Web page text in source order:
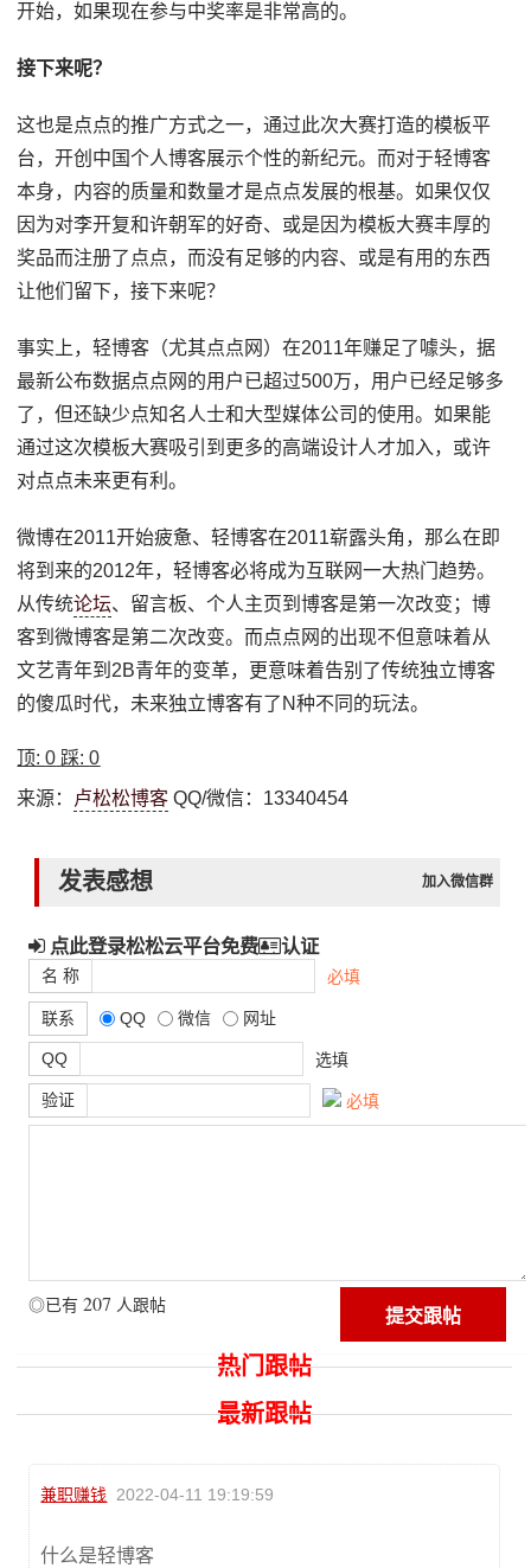
开始，如果现在参与中奖率是非常高的。
接下来呢？
这也是点点的推广方式之一，通过此次大赛打造的模板平
台，开创中国个人博客展示个性的新纪元。而对于轻博客
本身，内容的质量和数量才是点点发展的根基。如果仅仅
因为对李开复和许朝军的好奇、或是因为模板大赛丰厚的
奖品而注册了点点，而没有足够的内容、或是有用的东西
让他们留下，接下来呢？
事实上，轻博客（尤其点点网）在2011年赚足了噱头，据
最新公布数据点点网的用户已超过500万，用户已经足够多
了，但还缺少点知名人士和大型媒体公司的使用。如果能
通过这次模板大赛吸引到更多的高端设计人才加入，或许
对点点未来更有利。
微博在2011开始疲惫、轻博客在2011崭露头角，那么在即
将到来的2012年，轻博客必将成为互联网一大热门趋势。
从传统论坛、留言板、个人主页到博客是第一次改变；博
客到微博客是第二次改变。而点点网的出现不但意味着从
文艺青年到2B青年的变革，更意味着告别了传统独立博客
的傻瓜时代，未来独立博客有了N种不同的玩法。
顶:0 踩:0
来源： 卢松松博客 QQ/微信：13340454
发表感想 加入微信群
点此登录松松云平台免费 认证
名 称 必填
联系 QQ 微信 网址
QQ 选填
验证 必填
◎已有 207 人跟帖
热门跟帖
最新跟帖
兼职赚钱 2022-04-11 19:19:59
什么是轻博客